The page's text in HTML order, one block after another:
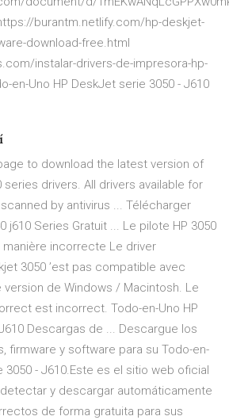
burantm.netlify.com/hp-deskjet-
download-free.html
instalar-drivers-de-impresora-hp-
en-Uno HP DeskJet serie 3050 - J610
to download the latest version of
series drivers. All drivers available for
by antivirus ... Télécharger
j610 Series Gratuit ... Le pilote HP 3050
incorrecte Le driver
3050 ’est pas compatible avec
version de Windows / Macintosh. Le
est incorrect. Todo-en-Uno HP
Descargas de ... Descargue los
firmware y software para su Todo-en-
3050 - J610.Este es el sitio web oficial
y descargar automáticamente
de forma gratuita para sus